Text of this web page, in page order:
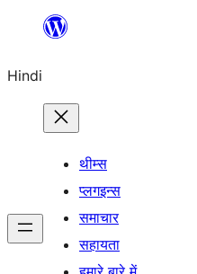
सामग्री
जाएं
Hindi
थीम्स
प्लगइन्स
समाचार
सहायता